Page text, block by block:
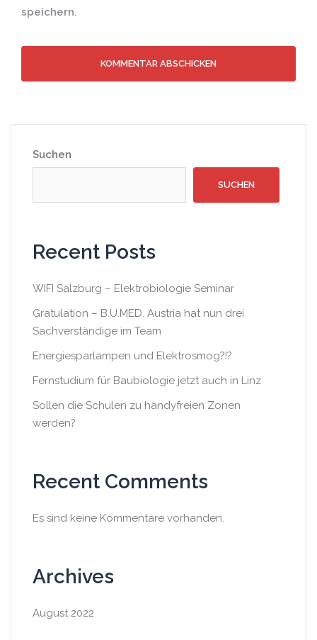
speichern.
Suchen
SUCHEN
Recent Posts
WIFI Salzburg – Elektrobiologie Seminar
Gratulation – B.U.MED. Austria hat nun drei
Sachverständige im Team
Energiesparlampen und Elektrosmog?!?
Fernstudium für Baubiologie jetzt auch in Linz
Sollen die Schulen zu handyfreien Zonen
werden?
Recent Comments
Es sind keine Kommentare vorhanden.
Archives
August 2022